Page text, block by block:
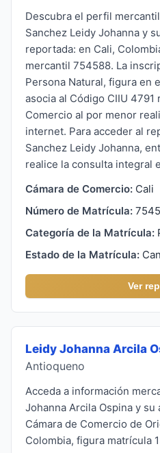
Descubra el perfil
Sanchez Leidy Johanna y
reportada: en Cali,
mercantil 754588. La
Persona Natural, figura en
asocia al Código CIIU 4791
Comercio al por menor
internet. Para acceder al
Sanchez Leidy Johanna,
realice la consulta integral
Cámara de Comercio: Cali
Número de Matrícula:
Categoría de la Matrícula:
Estado de la Matrícula:
Ver
Leidy Johanna Arcila
Antioqueno
Acceda a información
Johanna Arcila Ospina y
Cámara de Comercio de
Colombia, figura matrícula